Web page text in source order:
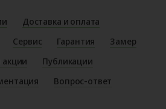
Доставка и оплата
Сервис Гарантия
Замер
акции
Публикации
Вопрос-ответ